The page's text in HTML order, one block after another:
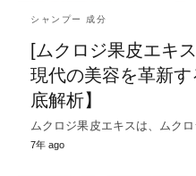
シャンプー 成分
[ムクロジ果皮エキ
現代の美容を革新
底解析】
ムクロジ果皮エキスは、ムク
7年 ago